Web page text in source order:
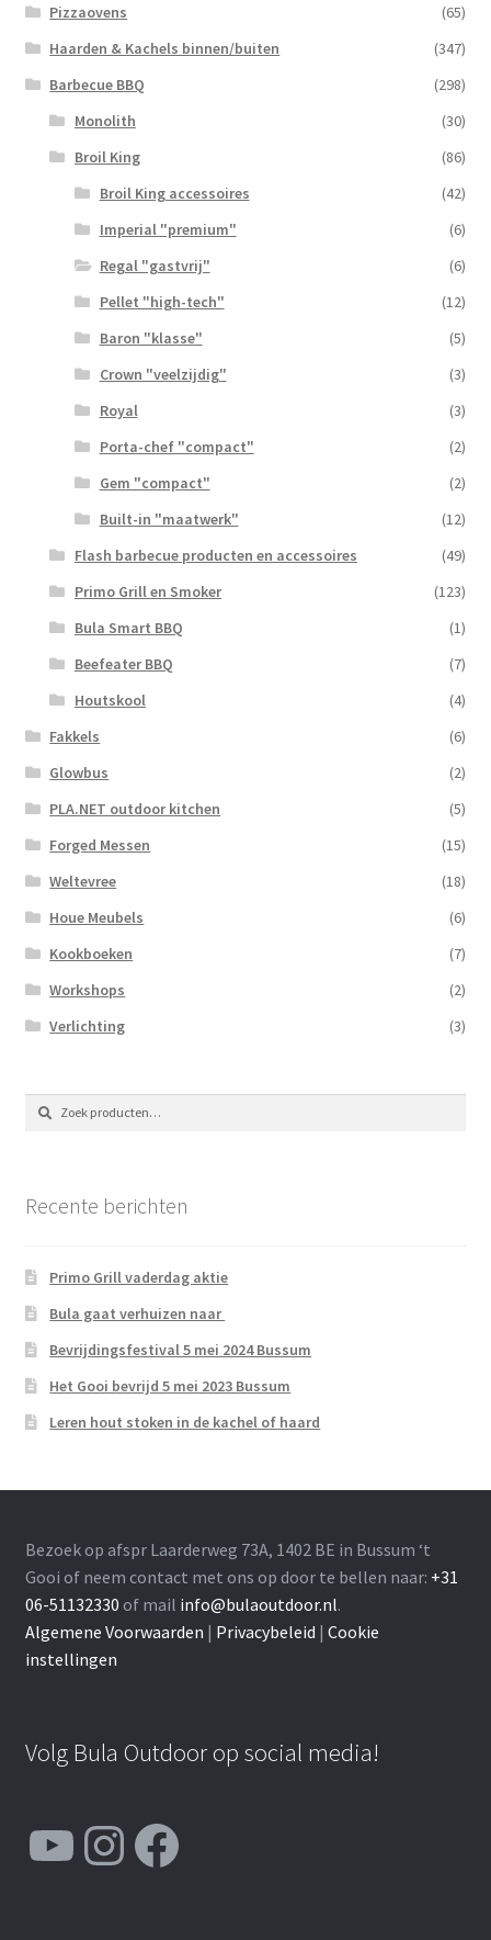
Pizzaovens
(65)
Haarden & Kachels binnen/buiten
(347)
Barbecue BBQ
(298)
Monolith
(30)
Broil King
(86)
Broil King accessoires
(42)
Imperial "premium"
(6)
Regal "gastvrij"
(6)
Pellet "high-tech"
(12)
Baron "klasse"
(5)
Crown "veelzijdig"
(3)
Royal
(3)
Porta-chef "compact"
(2)
Gem "compact"
(2)
Built-in "maatwerk"
(12)
Flash barbecue producten en accessoires
(49)
Primo Grill en Smoker
(123)
Bula Smart BBQ
(1)
Beefeater BBQ
(7)
Houtskool
(4)
Fakkels
(6)
Glowbus
(2)
PLA.NET outdoor kitchen
(5)
Forged Messen
(15)
Weltevree
(18)
Houe Meubels
(6)
Kookboeken
(7)
Workshops
(2)
Verlichting
(3)
Zoeken
naar:
Zoeken
Recente berichten
Primo Grill vaderdag aktie
Bula gaat verhuizen naar
Bevrijdingsfestival 5 mei 2024 Bussum
Het Gooi bevrijd 5 mei 2023 Bussum
Leren hout stoken in de kachel of haard
Bezoek op afspr Laarderweg 73A, 1402 BE in Bussum ‘t
Gooi of neem contact met ons op door te bellen naar: +31
06-51132330 of mail info@bulaoutdoor.nl.
Algemene Voorwaarden | Privacybeleid | Cookie
instellingen
Volg Bula Outdoor op social media!
YouTube Instagram Facebook